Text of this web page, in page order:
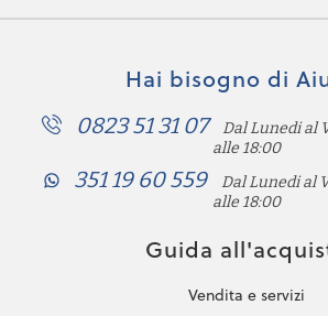
Hai bisogno di
0823 51 31 07
Dal Lunedi al
alle 18:00
351 19 60 559
Dal Lunedi al
alle 18:00
Guida
Vendita e servizi